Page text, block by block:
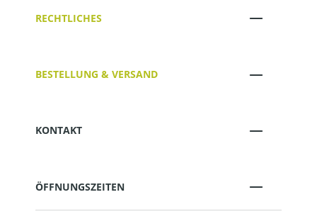
RECHTLICHES
BESTELLUNG & VERSAND
KONTAKT
ÖFFNUNGSZEITEN